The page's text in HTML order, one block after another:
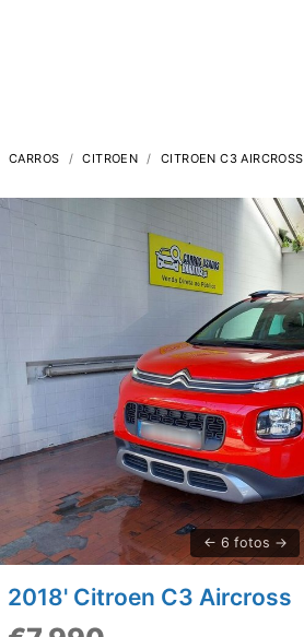
CARROS CITROEN CITROEN C3 AIRCROSS
6 fotos
2018' Citroen C3 Aircross